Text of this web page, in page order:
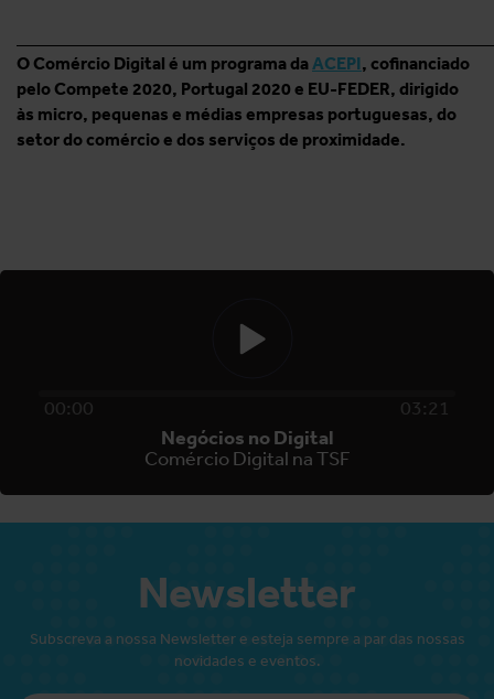
O Comércio Digital é um programa daACEPI, cofinanciado
pelo Compete 2020, Portugal 2020 e EU-FEDER, dirigido
às micro, pequenas e médias empresas portuguesas, do
setor do comércio e dos serviços de proximidade.
00:00 03:21
Negócios no Digital
Comércio Digital na TSF
Newsletter
Subscreva a nossa Newsletter e esteja sempre a par das nossas
novidades e eventos.